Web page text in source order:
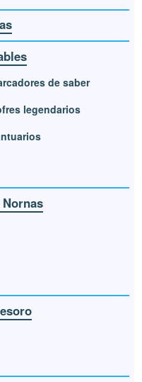
de saber
legendarios